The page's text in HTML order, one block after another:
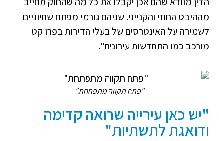
מההיבט החוזי והקנייני. שניהם גורמי מפתח שחיוניים
לשמירה על האינטרסים של בעלי הדירות בפרויקט
מורכב כמו התחדשות עירונית".
"פתח תקווה מתפתחת"
"יש כאן עירייה שרואה קדימה
ודואגת לתשתיות"